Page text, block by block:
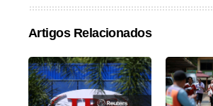
Artigos Relacionados